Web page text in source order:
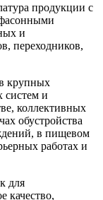
продукции с
и
переходников,
крупных
систем и
коллективных
обустройства
в пищевом
работах и
для
качество,